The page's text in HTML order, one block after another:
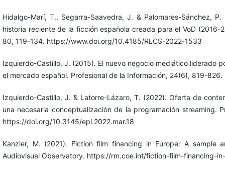
Hidalgo-Marí, T., Segarra-Saavedra, J. & Palomares-Sánchez,
historia reciente de la ficción española creada para el VoD (2016-
80, 119-134. https://www.doi.org/10.4185/RLCS-2022-1533
Izquierdo-Castillo, J. (2015). El nuevo negocio mediático liderado
el mercado español. Profesional de la Información, 24(6), 819-
Izquierdo-Castillo, J. & Latorre-Lázaro, T. (2022). Oferta de
una necesaria conceptualización de la programación streaming.
https://doi.org/10.3145/epi.2022.mar.18
Kanzler, M. (2021). Fiction film financing in Europe: A sample
Audiovisual Observatory. https://rm.coe.int/fiction-film-financing-